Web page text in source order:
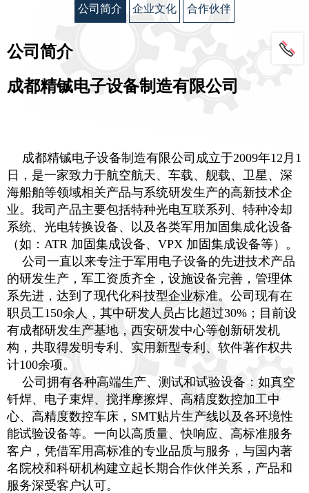
公司简介 企业文化 合作伙伴
公司简介
成都精铖电子设备制造有限公司
成都精铖电子设备制造有限公司成立于2009年12月1
日，是一家致力于航空航天、车载、舰载、卫星、深
海船舶等领域相关产品与系统研发生产的高新技术企
业。我司产品主要包括特种光电互联系列、特种冷却
系统、光电转换设备、以及各类军用加固集成化设备
（如：ATR 加固集成设备、VPX 加固集成设备等） 。
公司一直以来专注于军用电子设备的先进技术产品
的研发生产，军工资质齐全，设施设备完善，管理体
系先进，达到了现代化科技型企业标准。公司现有在
职员工150余人，其中研发人员占比超过30%；目前设
有成都研发生产基地，西安研发中心等创新研发机
构，共取得发明专利、实用新型专利、软件著作权共
计100余项。
公司拥有各种高端生产、测试和试验设备：如真空
钎焊、电子束焊、搅拌摩擦焊、高精度数控加工中
心、高精度数控车床，SMT贴片生产线以及各环境性
能试验设备等。一向以高质量、快响应、高标准服务
客户，凭借军用高标准的专业品质与服务，与国内著
名院校和科研机构建立起长期合作伙伴关系，产品和
服务深受客户认可。